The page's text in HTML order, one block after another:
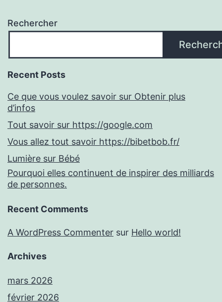
Rechercher
Recent Posts
Ce que vous voulez savoir sur Obtenir plus
d’infos
Tout savoir sur https://google.com
Vous allez tout savoir https://bibetbob.fr/
Lumière sur Bébé
Pourquoi elles continuent de inspirer des milliards
de personnes.
Recent Comments
A WordPress Commenter sur Hello world!
Archives
mars 2026
février 2026